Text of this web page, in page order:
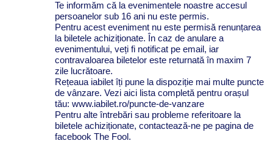
Te informăm că la evenimentele noastre accesul
persoanelor sub 16 ani nu este permis.
Pentru acest eveniment nu este permisă renunțarea
la biletele achiziționate. În caz de anulare a
evenimentului, veți fi notificat pe email, iar
contravaloarea biletelor este returnată în maxim 7
zile lucrătoare.
Rețeaua iabilet îți pune la dispoziție mai multe puncte
de vânzare. Vezi aici lista completă pentru orașul
tău: www.iabilet.ro/puncte-de-vanzare
Pentru alte întrebări sau probleme referitoare la
biletele achiziționate, contactează-ne pe pagina de
facebook The Fool.